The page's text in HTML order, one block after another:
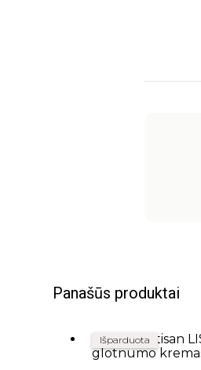
Panašūs produktai
Išparduota